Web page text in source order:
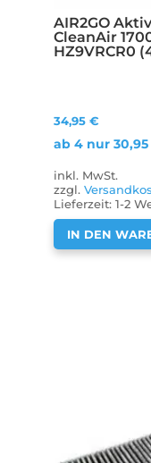
AIR2GO
CleanAir
HZ9VRCR0
34,95 €
ab 4 nur 30,95
inkl. MwSt.
zzgl.
Lieferzeit: 1-2
IN DEN